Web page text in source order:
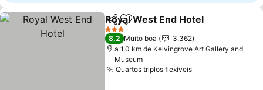
PartilharAdicionar aos favoritos
Royal West End Hotel
3 Estrelas
8,2 Muito boa
3.362
a 1.0 km de Kelvingrove Art Gallery and
Museum
Quartos triplos flexíveisVer preços